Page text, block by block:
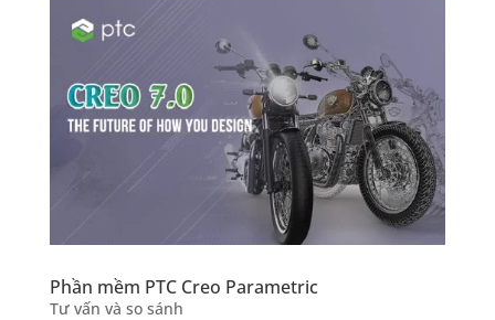
Phần mềm PTC Creo Parametric
Tư vấn và so sánh